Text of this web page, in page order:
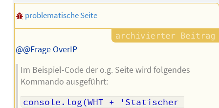
problematische Seite
@@Frage OverIP
Im Beispiel-Code der o.g. Seite wird folgendes
Kommando ausgeführt:
console.log(WHT + 'Statischer